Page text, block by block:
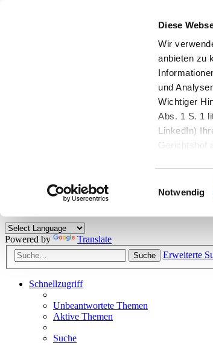
Diese
Wir
anbieten zu
und
Wichtiger
Abs. 1 S. 1
LinkedIn)
Gerichtshof
Notwendig
Herzlich willkommen!
Kunden viele nützliche Hilfestellungen und
Powered by Translate
Suche Erweiterte
Schnellzugriff
Unbeantwortete Themen
Aktive Themen
Suche